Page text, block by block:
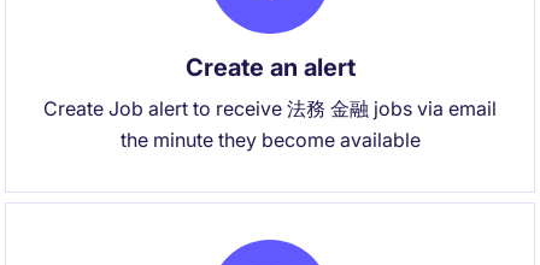
Create an alert
Create Job alert to receive 法務 金融 jobs via email
the minute they become available